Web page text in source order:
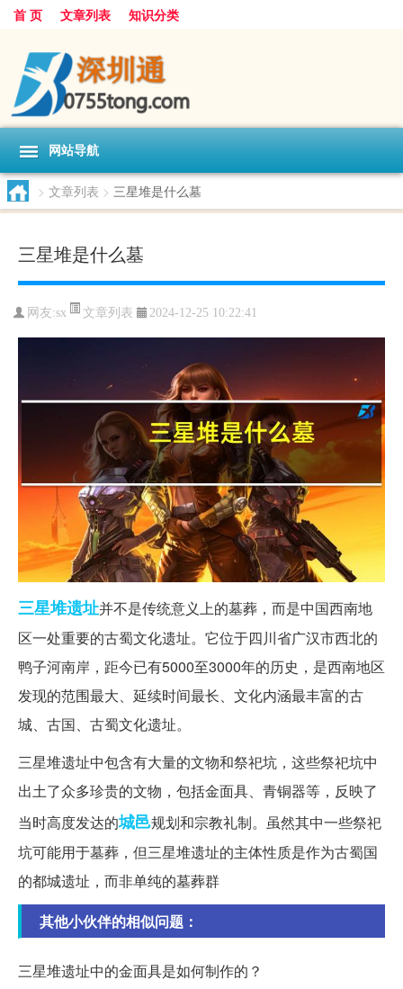
首 页 文章列表 知识分类
网站导航
> 文章列表 > 三星堆是什么墓
三星堆是什么墓
网友:sx 文章列表 2024-12-25 10:22:41
三星堆遗址并不是传统意义上的墓葬，而是中国西南地
区一处重要的古蜀文化遗址。它位于四川省广汉市西北的
鸭子河南岸，距今已有5000至3000年的历史，是西南地区
发现的范围最大、延续时间最长、文化内涵最丰富的古
城、古国、古蜀文化遗址。
三星堆遗址中包含有大量的文物和祭祀坑，这些祭祀坑中
出土了众多珍贵的文物，包括金面具、青铜器等，反映了
当时高度发达的城邑规划和宗教礼制。虽然其中一些祭祀
坑可能用于墓葬，但三星堆遗址的主体性质是作为古蜀国
的都城遗址，而非单纯的墓葬群
其他小伙伴的相似问题：
三星堆遗址中的金面具是如何制作的？